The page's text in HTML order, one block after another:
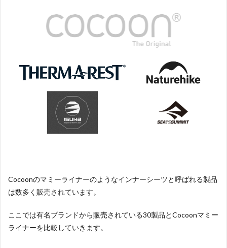
Cocoonのマミーライナーのようなインナーシーツと呼ばれる製品
は数多く販売されています。
ここでは有名ブランドから販売されている30製品とCocoonマミー
ライナーを比較していきます。